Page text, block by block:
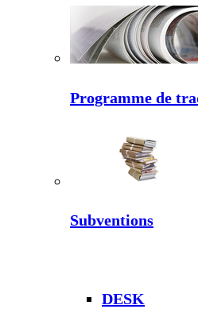
Programme de
Subventions
DESK